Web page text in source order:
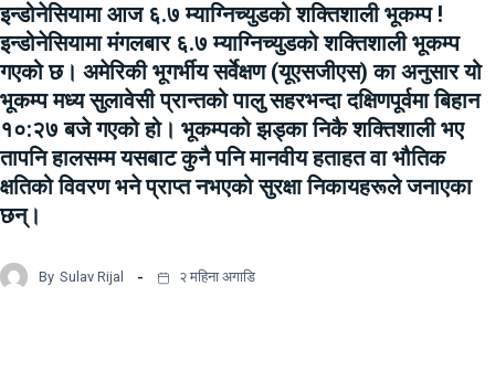
इन्डोनेसियामा आज ६.७ म्याग्निच्युडको शक्तिशाली भूकम्प !
इन्डोनेसियामा मंगलबार ६.७ म्याग्निच्युडको शक्तिशाली भूकम्प
गएको छ। अमेरिकी भूगर्भीय सर्वेक्षण (यूएसजीएस) का अनुसार यो
भूकम्प मध्य सुलावेसी प्रान्तको पालु सहरभन्दा दक्षिणपूर्वमा बिहान
१०:२७ बजे गएको हो। भूकम्पको झड्का निकै शक्तिशाली भए
तापनि हालसम्म यसबाट कुनै पनि मानवीय हताहत वा भौतिक
क्षतिको विवरण भने प्राप्त नभएको सुरक्षा निकायहरूले जनाएका
छन्।
By Sulav Rijal २ महिना अगाडि